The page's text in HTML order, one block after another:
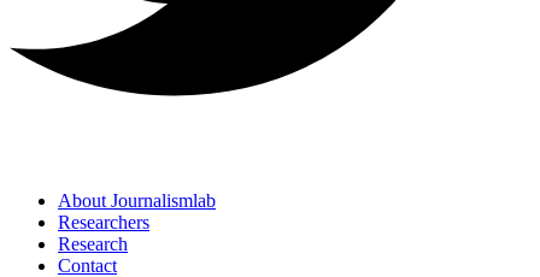
About Journalismlab
Researchers
Research
Contact